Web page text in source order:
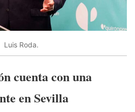
Luis Roda.
cuenta con una
en Sevilla